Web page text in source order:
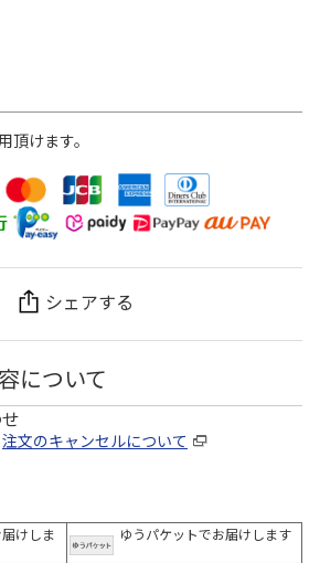
頂けます。
シェアする
について
注文のキャンセルについて
けしま
ゆうパケットでお届けします